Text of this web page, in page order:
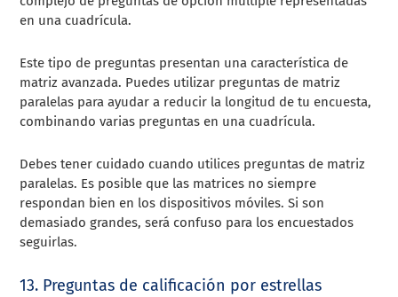
en una cuadrícula.
Este tipo de preguntas presentan una característica de
matriz avanzada. Puedes utilizar preguntas de matriz
paralelas para ayudar a reducir la longitud de tu encuesta,
combinando varias preguntas en una cuadrícula.
Debes tener cuidado cuando utilices preguntas de matriz
paralelas. Es posible que las matrices no siempre
respondan bien en los dispositivos móviles. Si son
demasiado grandes, será confuso para los encuestados
seguirlas.
13. Preguntas de calificación por estrellas